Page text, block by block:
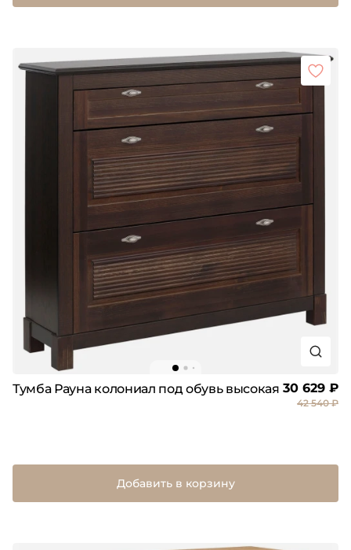
Тумба Рауна колониал под обувь высокая 30 629 ₽
42 540 ₽
Добавить в корзину